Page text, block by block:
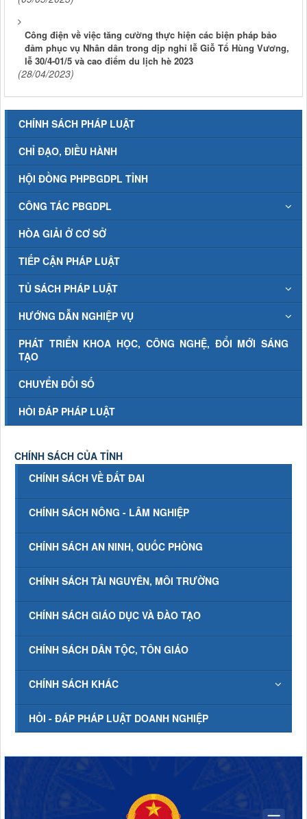
Công điện về việc tăng cường thực hiện các biện pháp bảo
đảm phục vụ Nhân dân trong dịp nghỉ lễ Giỗ Tổ Hùng Vương,
lễ 30/4-01/5 và cao điểm du lịch hè 2023
(28/04/2023)
CHÍNH SÁCH PHÁP LUẬT
CHỈ ĐẠO, ĐIỀU HÀNH
HỘI ĐỒNG PHPBGDPL TỈNH
CÔNG TÁC PBGDPL
HÒA GIẢI Ở CƠ SỞ
TIẾP CẬN PHÁP LUẬT
TỦ SÁCH PHÁP LUẬT
HƯỚNG DẪN NGHIỆP VỤ
PHÁT TRIỂN KHOA HỌC, CÔNG NGHỆ, ĐỔI MỚI SÁNG
TẠO
CHUYỂN ĐỔI SỐ
HỎI ĐÁP PHÁP LUẬT
CHÍNH SÁCH CỦA TỈNH
CHÍNH SÁCH VỀ ĐẤT ĐAI
CHÍNH SÁCH NÔNG - LÂM NGHIỆP
CHÍNH SÁCH AN NINH, QUỐC PHÒNG
CHÍNH SÁCH TÀI NGUYÊN, MÔI TRƯỜNG
CHÍNH SÁCH GIÁO DỤC VÀ ĐÀO TẠO
CHÍNH SÁCH DÂN TỘC, TÔN GIÁO
CHÍNH SÁCH KHÁC
HỎI - ĐÁP PHÁP LUẬT DOANH NGHIỆP